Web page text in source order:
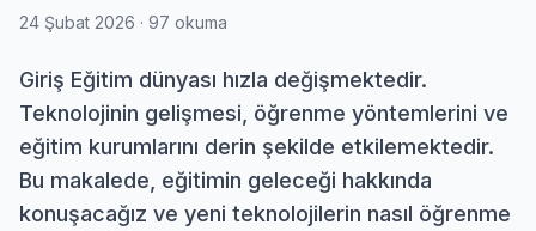
24 Şubat 2026 · 97 okuma
Giriş Eğitim dünyası hızla değişmektedir.
Teknolojinin gelişmesi, öğrenme yöntemlerini ve
eğitim kurumlarını derin şekilde etkilemektedir.
Bu makalede, eğitimin geleceği hakkında
konuşacağız ve yeni teknolojilerin nasıl öğrenme